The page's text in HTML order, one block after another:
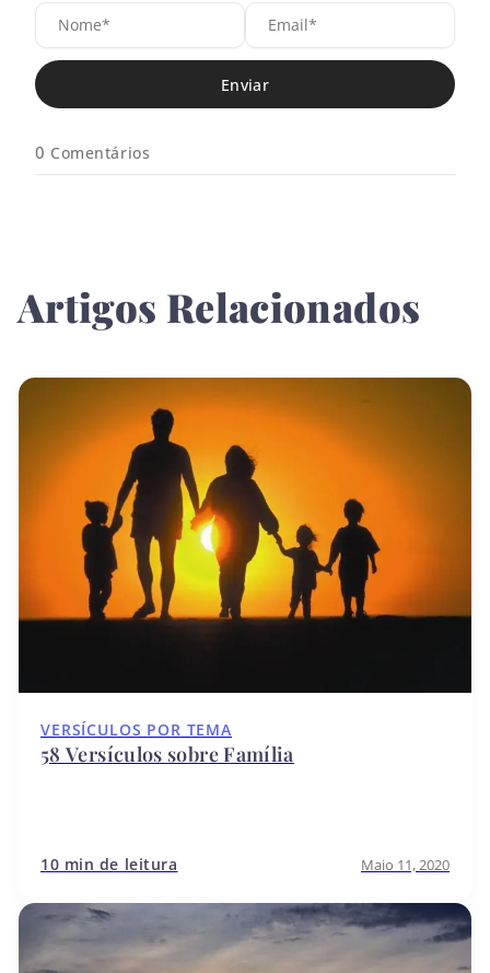
N
o
m
e
*
E
i
0 Comentários
Artigos Relacionados
VERSÍCULOS POR TEMA
58 Versículos sobre Família
10 min de leitura Maio 11, 2020